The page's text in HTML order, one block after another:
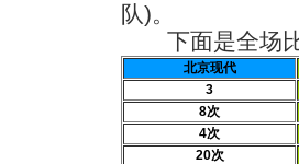
队)。
下面是全场比
北京现代
3
8次
4次
20次